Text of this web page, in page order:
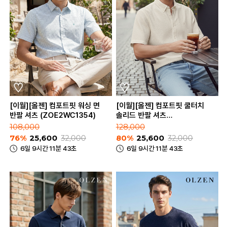
[이월][올젠] 컴포트핏 워싱 면
반팔 셔츠 (ZOE2WC1354)
108,000
76% 25,600 32,000
6일 9시간 11분 43초
[이월][올젠] 컴포트핏 쿨터치
솔리드 반팔 셔츠
(ZOE2WC1357)
128,000
80% 25,600 32,000
6일 9시간 11분 43초